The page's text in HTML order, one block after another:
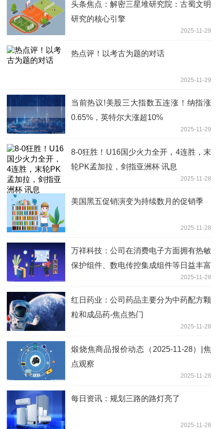
头条焦点：解密三星堆研究院：古蜀文明
研究的核心引擎
2025-11-29
热点评！以考古为题的对话
2025-11-29
当前热议!美股三大指数五连涨！纳指涨
0.65%，英特尔大涨超10%
2025-11-29
8-0狂胜！U16国少火力全开，4连胜，末
轮PK孟加拉，剑指亚洲杯 讯息
2025-11-28
美国黑五促销演变为持续数月的促销季
2025-11-28
万祥科技：公司在消费电子方面拥有热敏
保护组件、数电传控集成组件等日益丰富
2025-11-28
红日药业：公司药品主要分为中药配方颗
粒和成品药-焦点热门
2025-11-28
煅烧焦商品报价动态（2025-11-28）|焦
点观察
2025-11-28
每日资讯：规划三路的路灯亮了
2025-11-28